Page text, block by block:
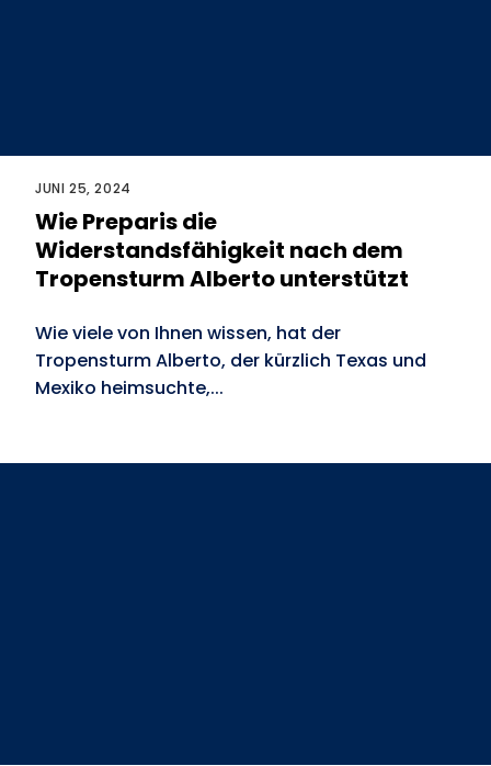
JUNI 25, 2024
Wie Preparis die
Widerstandsfähigkeit nach dem
Tropensturm Alberto unterstützt
Wie viele von Ihnen wissen, hat der
Tropensturm Alberto, der kürzlich Texas und
Mexiko heimsuchte,...